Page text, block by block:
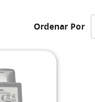
Ordenar Por